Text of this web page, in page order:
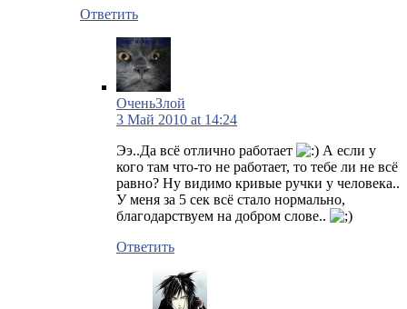
Ответить
ОченьЗлой
3 Май 2010 at 14:24
Ээ..Да всё отлично работает
А если у
кого там что-то не работает, то тебе ли не всё
равно? Ну видимо кривые ручки у человека..
У меня за 5 сек всё стало нормально,
благодарствуем на добром слове..
Ответить